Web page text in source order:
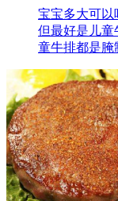
宝宝多大可以
但最好是儿童
童牛排都是腌